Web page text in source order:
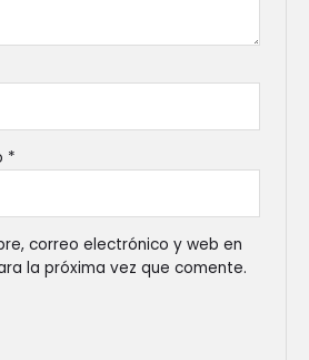
*
correo electrónico y web en
la próxima vez que comente.